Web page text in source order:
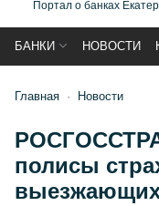
Портал о банках
БАНКИ НОВОСТИ
Главная Новости
полисы